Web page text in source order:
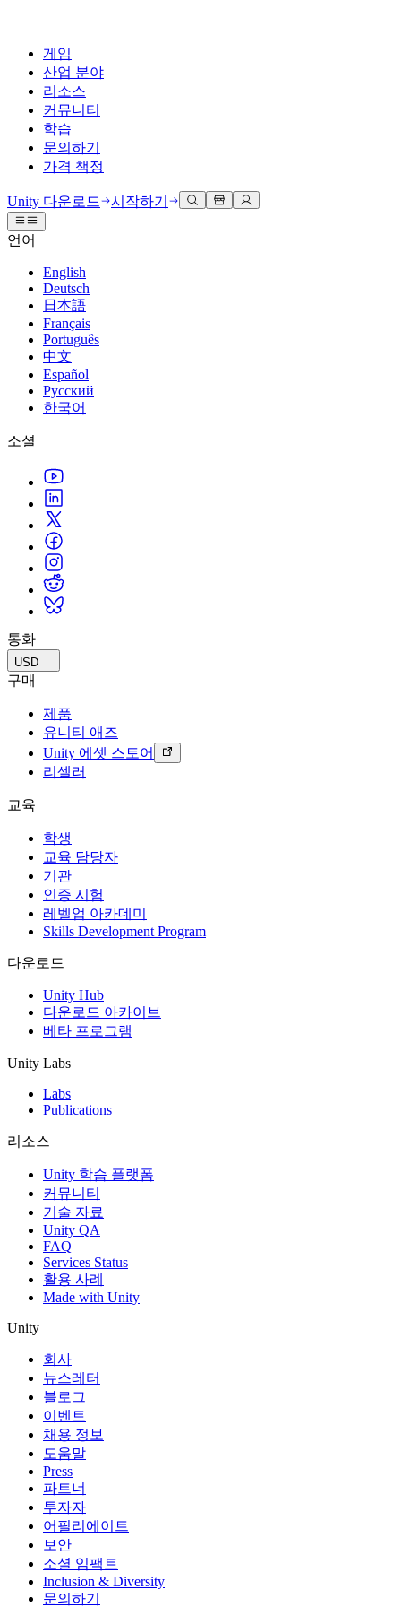
게임
산업 분야
리소스
커뮤니티
학습
문의하기
가격 책정
Unity 엔진
모든 플랫폼 위한 2D 및 3D 게임 제작
협업
팀과 함께 신속한 협업과 반복 작업을 수행하세요.
Unity 다운로드
플랜 및 가격
배포
Unity가 지원하는 25개 이상의 플랫폼을 살펴보세요.
LiveOps
출시 후 인사이트를 확인하고 라이브 게임을 운영하세요.
성장
사용자 확보
모바일 사용자를 검색하고 Acquire
매장 및 D2C 전반에 걸쳐 IAP 관리하세요.
수익화
Unity로 광고하세요
활용 부문
모바일 게임
Unity로 모바일 히트작을 제작하고 성장시키세요.
인디 게임
소규모 팀으로 대작 게임을 출시하세요.
XR 게임
여러 플랫폼에서 XR 게임을 출시하세요.
멀티플레이어 게임
멀티플레이어 게임 개발을 간소화하세요.
3D 협업
실시간 3D 프로젝트 빌드 및 검토
몰입형 교육
몰입도 높은 환경 제작
고객 경험
인터랙티브 3D 경험 제작
산업 분야
운영 우수성 확보
리테일
상점 경험을 온라인 경험으로 전환
자동차
혁신을 가속화하고 차량 내 경험을 향상시키세요.
모든 산업 보기
기술 자료
공식 유저. '광고 지면'의 타겟 고객 매뉴얼 및 API 레퍼런스
개발자 툴
릴리스 버전 및 이슈 트래커
로드맵
예정된 기능 검토
기술 용어 라이브러리
활용 사례
실제 성공 사례
베스트 프랙티스 가이드
전문가 팁
데모
데모, 샘플 및 빌딩 블록
모든 리소스
새로운 기능
블로그
업데이트, 정보, 기술 팁
뉴스
토론
토론, 문제 해결, 소통
이벤트
글로벌 이벤트 및 현지 이벤트
커뮤니티 사례
Made with Unity
Unity 크리에이터 소개
Livestreams
Unity Awards
전 세계 Unity 크리에이터 축하
Unity Learn
무료로 Unity 기술 마스터
전문 교육
Unity 강사와 함께 팀의 역량을 강화하세요
Unity 처음 사용하시나요
시작하기
학습 시작하기
Unity 사용이 처음이신가요? 여정 시작하기
사용법 가이드
실용적인 팁 및 베스트 프랙티스
교육
학생용
커리어 시작하기
교육 효율 극대화
교육 라이선스
자격증
Unity 숙련도를 입증하세요
도움 받기
성공을 위한 Unity
Success 플랜
전문가 지원을 통해 더 빠르게 목표 도달률 달성
일반적인 질문에 대한 답변
문의하기
Unity 다운로드 시작하기
언어
English
Deutsch
日本語
Français
Português
中文
Español
Русский
한국어
소셜
통화
USD
구매
제품
유니티 애즈
Unity 에셋 스토어
리셀러
교육
학생
교육 담당자
기관
인증 시험
레벨업 아카데미
Skills Development Program
다운로드
Unity Hub
다운로드 아카이브
베타 프로그램
Unity Labs
Labs
Publications
리소스
Unity 학습 플랫폼
커뮤니티
기술 자료
Unity QA
FAQ
Services Status
활용 사례
Made with Unity
Unity
회사
뉴스레터
블로그
이벤트
채용 정보
도움말
Press
파트너
투자자
어필리에이트
보안
소셜 임팩트
Inclusion & Diversity
문의하기